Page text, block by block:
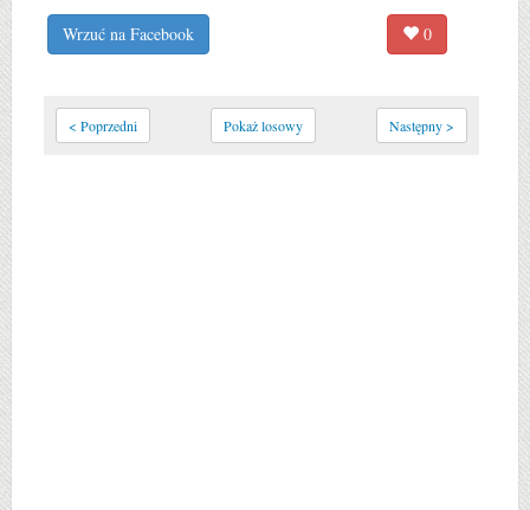
Wrzuć na Facebook 0
< Poprzedni Pokaż losowy Następny >